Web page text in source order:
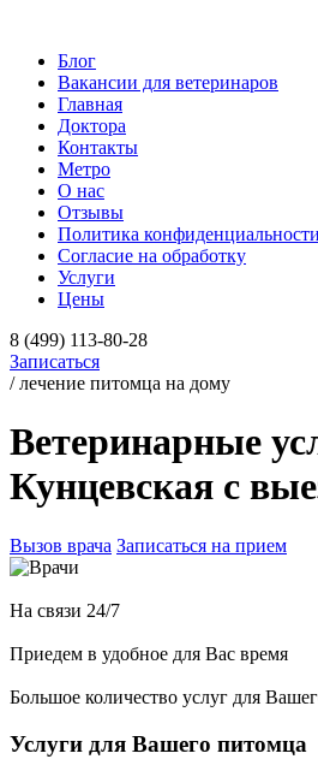
Блог
Вакансии для ветеринаров
Главная
Доктора
Контакты
Метро
О нас
Отзывы
Политика конфиденциальности
Согласие на обработку
Услуги
Цены
8 (499) 113-80-28
Записаться
/ лечение питомца на дому
Ветеринарные
Кунцевская с
Вызов врача Записаться на прием
На связи 24/7
Приедем в удобное для Вас время
Большое количество услуг для
Услуги для Вашего питомца